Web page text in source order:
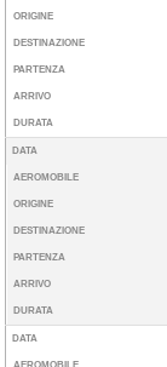
ORIGINE
DESTINAZIONE
PARTENZA
ARRIVO
DURATA
DATA
AEROMOBILE
ORIGINE
DESTINAZIONE
PARTENZA
ARRIVO
DURATA
DATA